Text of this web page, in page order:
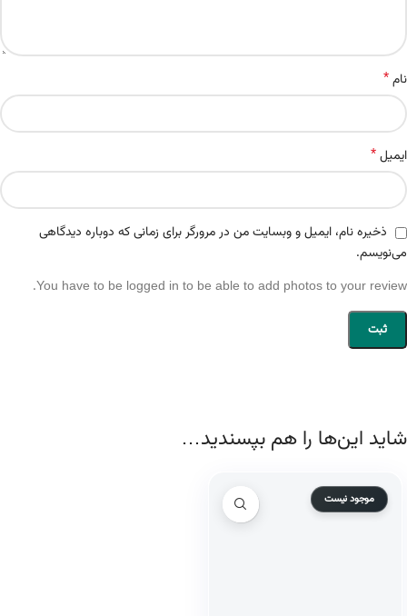
نام*
ایمیل*
ذخیره نام، ایمیل و وبسایت من در مرورگر برای زمانی که دوباره دیدگاهی
می‌نویسم.
You have to be logged in to be able to add photos to your review.
شاید این‌ها را هم بپسندید…
موجود نیست